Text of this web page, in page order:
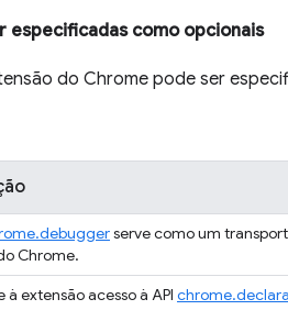
especificadas como opcionais
do Chrome pode ser
serve como um
Chrome.
à extensão acesso à API